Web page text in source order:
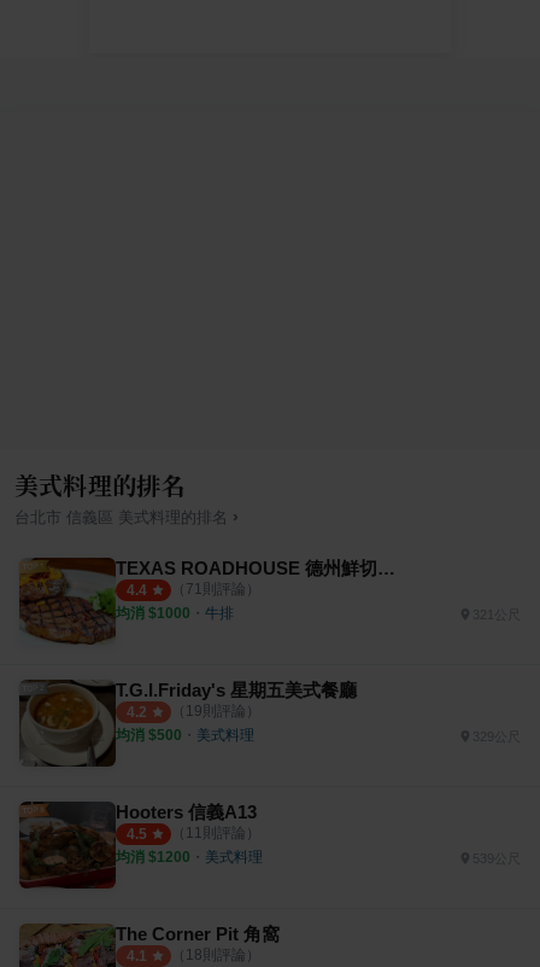
美式料理的排名
台北市 信義區 美式料理的排名 ›
TEXAS ROADHOUSE 德州鮮切牛排
4.4 （ 71則評論）
均消 $1000 ・ 牛排
T.G.I.Friday's 星期五美式餐廳
4.2 （ 19則評論）
均消 $500 ・ 美式料理
Hooters 信義A13
4.5 （ 11則評論）
均消 $1200 ・ 美式料理 539公尺
The Corner Pit 角窩
4.1 （ 18則評論）